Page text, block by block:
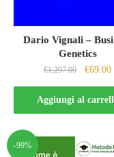
Dario Vignali –
Genetics
€1,297.00
Il
prezzo
era:
€69.00Il
Aggiungi al
-99%